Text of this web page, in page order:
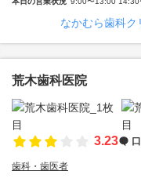
なかむら歯科ク
荒木歯科医院
3.23
歯科・歯医者